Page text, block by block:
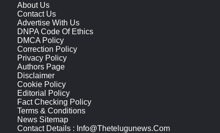
About Us
Contact Us
Advertise With Us
DNPA Code Of Ethics
DMCA Policy
Correction Policy
Privacy Policy
Authors Page
Disclaimer
Cookie Policy
Editorial Policy
Fact Checking Policy
Terms & Conditions
News Sitemap
Contact Details : Info@thetelugunews.com